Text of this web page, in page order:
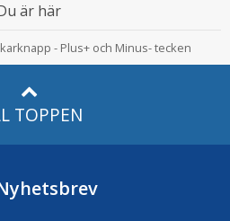
är här
- Plus+ och Minus- tecken
TOPPEN